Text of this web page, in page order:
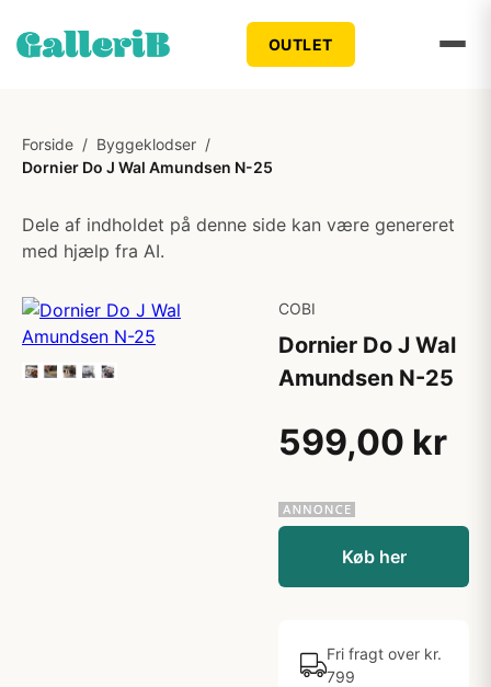
OUTLET
Forside / Byggeklodser /
Dornier Do J Wal Amundsen N-25
Dele af indholdet på denne side kan være genereret
med hjælp fra AI.
COBI
Dornier Do J Wal
Amundsen N-25
599,00 kr
Køb her
Fri fragt over kr.
799